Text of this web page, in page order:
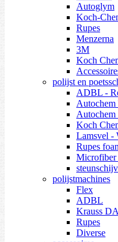
Autoglym
Koch-
Rupes
Menzerna
3M
Koch
polijst en
ADBL -
Autochem
Autochem
Koch
Lamsvel -
Rupes
Microfiber
polijstmachines
Flex
ADBL
Krauss
Rupes
Diverse